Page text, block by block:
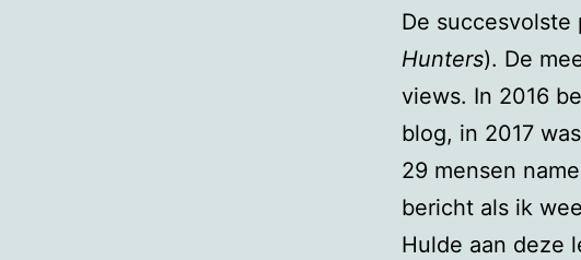
De
Hunters). De
views. In 2016
blog, in 2017
29 mensen
bericht als ik
Hulde aan deze